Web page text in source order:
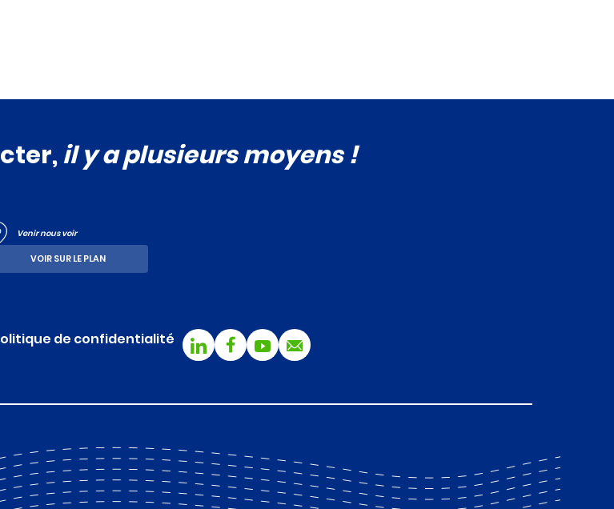
il y a plusieurs moyens !
Venir nous voir
VOIR SUR LE PLAN
de confidentialité